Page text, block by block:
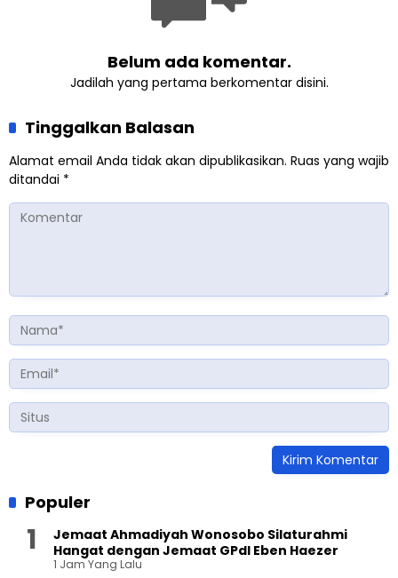
Belum ada komentar.
Jadilah yang pertama berkomentar disini.
Tinggalkan Balasan
Alamat email Anda tidak akan dipublikasikan. Ruas yang wajib
ditandai *
Populer
Jemaat Ahmadiyah Wonosobo Silaturahmi
Hangat dengan Jemaat GPdI Eben Haezer
1 Jam Yang Lalu